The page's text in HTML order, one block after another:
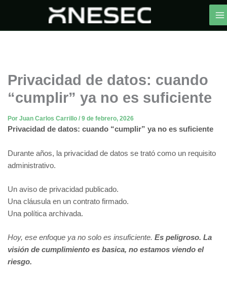
contenido
Privacidad de datos: cuando
“cumplir” ya no es suficiente
Por Juan Carlos Carrillo / 9 de febrero, 2026
Privacidad de datos: cuando “cumplir” ya no es suficiente
Durante años, la privacidad de datos se trató como un requisito
administrativo.
Un aviso de privacidad publicado.
Una cláusula en un contrato firmado.
Una política archivada.
Hoy, ese enfoque ya no solo es insuficiente. Es peligroso. La
visión de cumplimiento es basica, no estamos viendo el
riesgo.